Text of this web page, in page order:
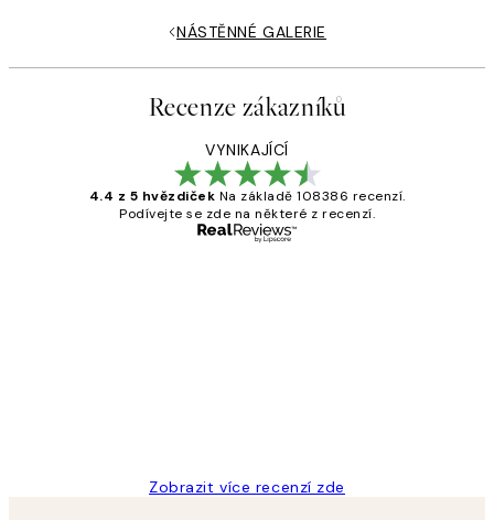
NÁSTĚNNÉ GALERIE
Recenze zákazníků
VYNIKAJÍCÍ
4.4 z 5 hvězdiček Na základě 108386 recenzí.
Podívejte se zde na některé z recenzí.
Zobrazit více recenzí zde